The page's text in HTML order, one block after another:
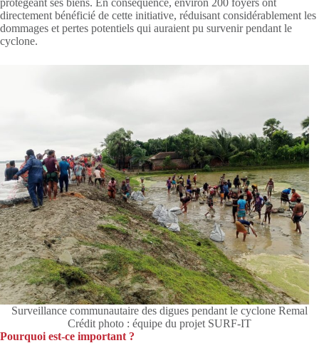
protégeant ses biens. En conséquence, environ 200 foyers ont
directement bénéficié de cette initiative, réduisant considérablement les
dommages et pertes potentiels qui auraient pu survenir pendant le
cyclone.
Surveillance communautaire des digues pendant le cyclone Remal
Crédit photo : équipe du projet SURF-IT
Pourquoi est-ce important ?